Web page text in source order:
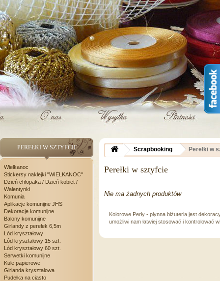
PEREŁKI W SZTYFCIE
Wielkanoc
Stickersy naklejki "WIELKANOC"
Dzień chłopaka / Dzień kobiet /
Walentynki
Komunia
Aplikacje komunijne JHS
Dekoracje komunijne
Balony komunijne
Girlandy z perełek 6,5m
Lód kryształowy
Lód kryształowy 15 szt.
Lód kryształowy 60 szt.
Serwetki komunijne
Kule papierowe
Girlanda kryształowa
Pudełka na ciasto
Scrapbooking Perełki w
Perełki w sztyfcie
Nie ma żadnych produktów
Kolorowe Perły - płynna biżuteria jest
umożliwi nam łatwiej stosować i kontrolować